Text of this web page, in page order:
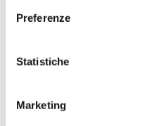
Preferenze
Statistiche
Marketing
è arrivato in condizioni
imballato e conforme
Anna Prokhorova